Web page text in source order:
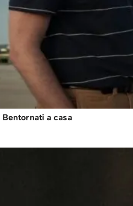
Bentornati a casa